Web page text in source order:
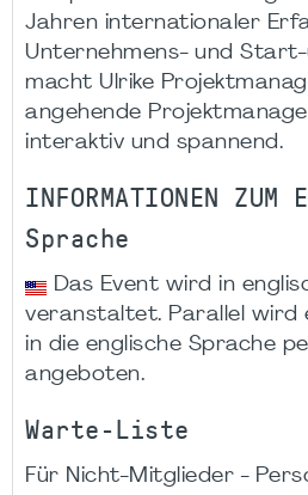
Jahren internationaler
Unternehmens- und
macht Ulrike
angehende
interaktiv und spannend.
INFORMATIONEN ZUM
Sprache
Das Event wird in
veranstaltet. Parallel wird
in die englische Sprache
angeboten.
Warte-Liste
Für Nicht-Mitglieder -